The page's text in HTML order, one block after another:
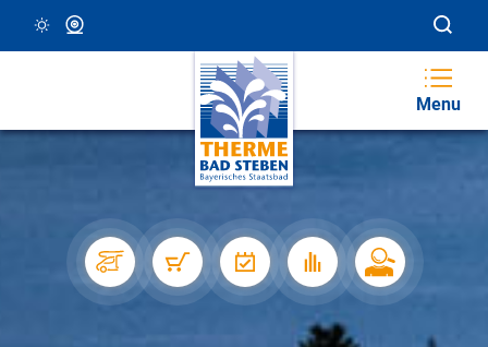
23 °C, Klar/Sonnig
Menu